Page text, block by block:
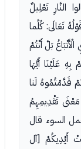
النَّارِ تَعْلِيلٌ
تَعَالَى: كُلَّما
٣٨] قَالُوا أَيِ الْأَتْبَاعُ بَلْ أَنْتُمْ
عَلَيْنَا أَيُّهَا
قَدَّمْتُمُوهُ لَنا
تَقْدِيمِهِمُ
السوء قال
أَيْدِيكُمْ [آل